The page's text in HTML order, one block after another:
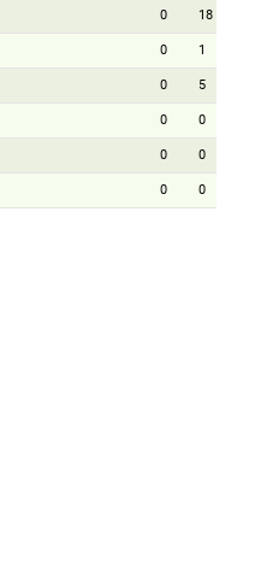
0 18
0 1
0 5
0 0
0 0
0 0